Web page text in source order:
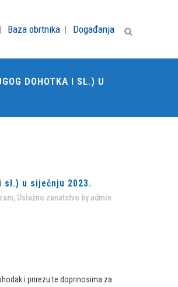
Baza obrtnika Događanja
DOHOTKA I SL.) U
sl.) u siječnju 2023.
, Uslužno zanatstvo by admin
i prirezu te doprinosima za